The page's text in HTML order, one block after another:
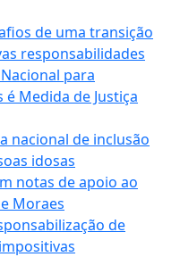
de uma transição
responsabilidades
para
é Medida de Justiça
nacional de inclusão
idosas
notas de apoio ao
Moraes
de